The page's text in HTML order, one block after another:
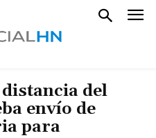
del
envío de
para